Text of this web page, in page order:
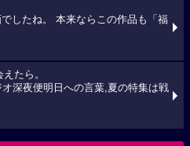
したね。 本来ならこの作品も「福
たら。
オ深夜便明日への言葉,夏の特集は戦